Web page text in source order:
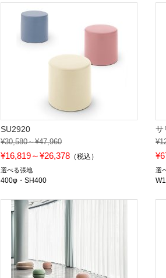
SU2920
¥30,580～¥47,960
¥16,819～¥26,378 （税込）
選べる張地
400φ・SH400
サ
選